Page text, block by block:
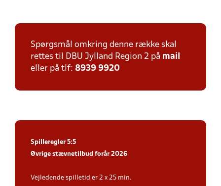
Spørgsmål omkring denne række skal
rettes til DBU Jylland Region 2 på mail
eller på tlf: 8939 9920
Spilleregler 5:5
Øvrige stævnetilbud forår 2026
Vejledende spilletid er 2 x 25 min.